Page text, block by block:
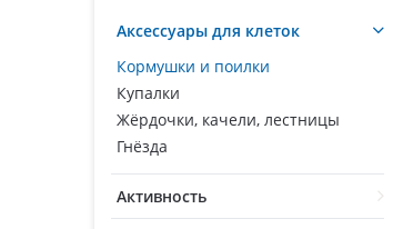
Аксессуары для клеток
Кормушки и поилки
Купалки
Жёрдочки, качели, лестницы
Гнёзда
Активность